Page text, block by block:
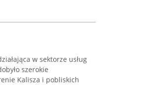
w sektorze usług
szerokie
Kalisza i pobliskich